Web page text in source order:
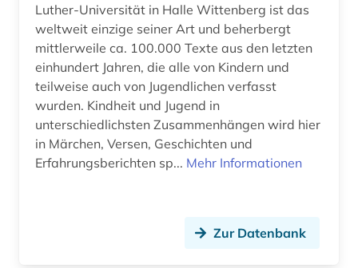
druck (1)
drucker (1)
druckerzeugnis (2)
druckgeschichte (3)
druckgraphik (1)
Luther-Universität in Halle Wittenberg ist das
weltweit einzige seiner Art und beherbergt
mittlerweile ca. 100.000 Texte aus den letzten
einhundert Jahren, die alle von Kindern und
teilweise auch von Jugendlichen verfasst
wurden. Kindheit und Jugend in
unterschiedlichsten Zusammenhängen wird hier
in Märchen, Versen, Geschichten und
Erfahrungsberichten sp... Mehr Informationen
Zur Datenbank